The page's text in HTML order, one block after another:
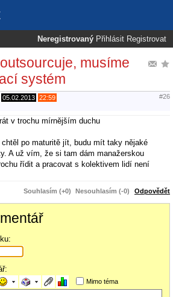
Neregistrovaný Přihlásit Registrovat
musíme
systém
05.02.2013 22:59 #26
v trochu mírnějším duchu
chtěl po maturitě jít, budu mít taky nějaké
A už vím, že si tam dám manažerskou
řídit a pracovat s kolektivem lidí není
Souhlasím (+0) Nesouhlasím (-0) Odpovědět
Mimo téma